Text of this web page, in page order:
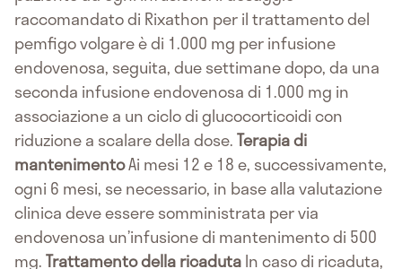
raccomandato di Rixathon per il trattamento del
pemfigo volgare è di 1.000 mg per infusione
endovenosa, seguita, due settimane dopo, da una
seconda infusione endovenosa di 1.000 mg in
associazione a un ciclo di glucocorticoidi con
riduzione a scalare della dose.Terapia di
mantenimentoAi mesi 12 e 18 e, successivamente,
ogni 6 mesi, se necessario, in base alla valutazione
clinica deve essere somministrata per via
endovenosa un’infusione di mantenimento di 500
mg.Trattamento della ricadutaIn caso di ricaduta,